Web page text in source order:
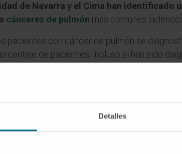
Detalles
de Navarra y el Cima han identificado
cánceres de pulmón más comunes
pacientes con cáncer de pulmón se
de pacientes, incluso si han sido
no existe un marcador que indique qué
al cabo de los años o quiénes están
aquellos pacientes de cáncer de pulmón
de dos grupos de proteínas (tres en